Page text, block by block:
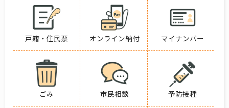
戸籍・住民票 オンライン納付 マイナンバー
ごみ 市民相談 予防接種